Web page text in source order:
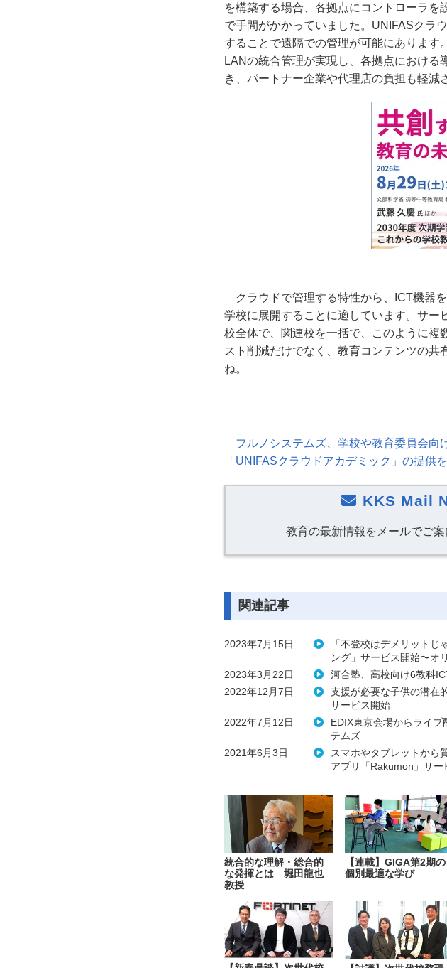
を構築する場合、各拠点にコントローラ
で手間がかかっていました。 UNIFASクラ
することで遠隔での管理が可能にあります
LANの統合管理が実現し、各拠点における
き、パートナー企業や代理店の負担も軽減
クラウドで管理する特性から、 ICT機器
学校に展開することに適しています。サー
校全体で、関連校を一括で、このように複
スト削減だけでなく、教育コンテンツの
ね。
フルノシステムズ、学校や教育委員会向
「 UNIFASクラウドアカデミック」の提供
KKS Mail
教育の最新情報をメールでご
関連記事
2023年7月15日
「不登校はデメリット
ング」サービス開始〜オ
2023年3月22日
河合塾、高校向け6教科
2022年12月7日
支援が必要な子供の潜在
サービス開始
2022年7月12日
EDIX東京会場からライ
テムズ
2021年6月3日
スマホやタブレットから
アプリ「Rakumon」サー
統合的な理解・総合的
な発揮とは 堀田龍也
教授
【連載】GIGA第2期の
個別最適な学び